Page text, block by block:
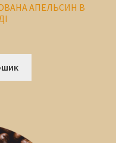
АПЕЛЬСИН В